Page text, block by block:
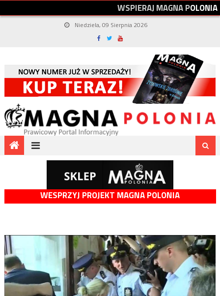
WSPIERAJMAGNAPOLONIA
Niedziela, 09 Sierpnia 2026
WESPRZYJ PROJEKT MAGNA POLONIA